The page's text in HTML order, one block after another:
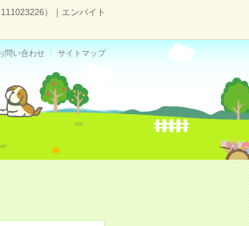
）｜エンバイト
問い合わせ サイトマップ